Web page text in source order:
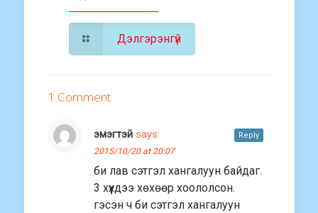
Дэлгэрэнгүй
1 Comment
эмэгтэй says:
2015/10/20 at 20:07
би лав сэтгэл хангалуун байдаг.
3 хүүхдээ хөхөөр хоололсон.
гэсэн ч би сэтгэл хангалуун
Reply